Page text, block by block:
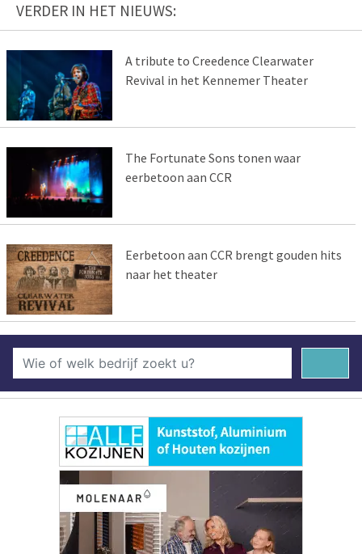
VERDER IN HET NIEUWS:
A tribute to Creedence Clearwater
Revival in het Kennemer Theater
The Fortunate Sons tonen waar
eerbetoon aan CCR
Eerbetoon aan CCR brengt gouden hits
naar het theater